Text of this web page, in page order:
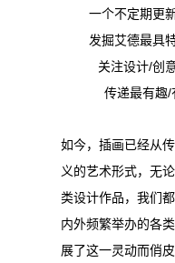
一个不定期更
发掘艾德最具
关注设计/创
传递最有趣/
如今，插画已经从
义的艺术形式，无
类设计作品，我们
内外频繁举办的各
展了这一灵动而俏皮